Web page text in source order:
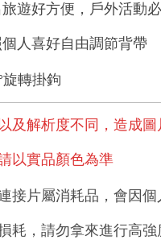
遊好方便，戶外活動
人喜好自由調節背帶
旋轉掛鉤
及解析度不同，造成
以實品顏色為準
接片屬消耗品，會因
耗，請勿拿來進行高